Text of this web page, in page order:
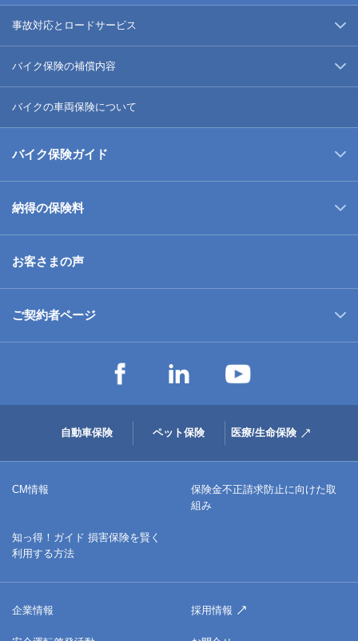
事故対応とロードサービス
バイク保険の補償内容
バイクの車両保険について
バイク保険ガイド
納得の保険料
お客さまの声
ご契約者ページ
自動車保険 ペット保険 医療/生命保険
CM情報
保険金不正請求防止に向けた取
組み
知っ得！ガイド 損害保険を賢く
利用する方法
企業情報 採用情報